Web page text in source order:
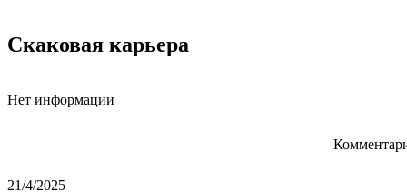
Скаковая карьера
Нет информации
21/4/2025